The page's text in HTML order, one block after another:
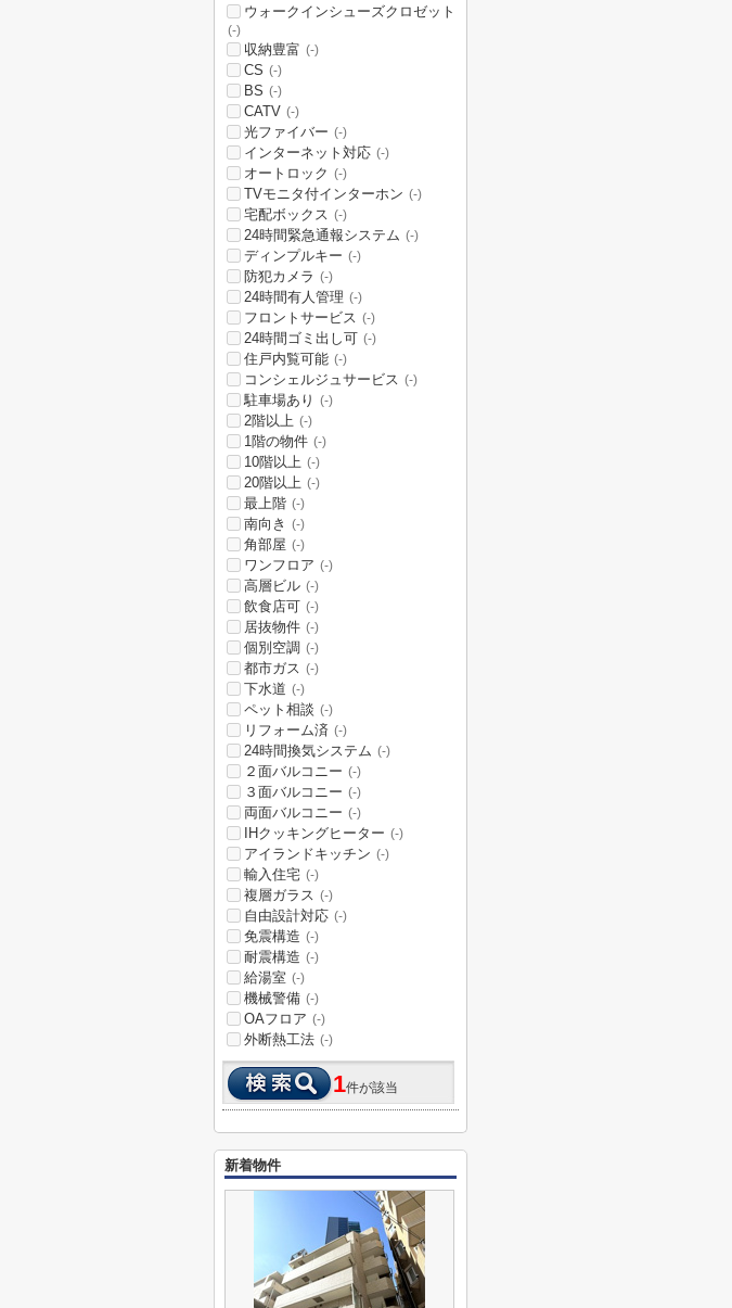
ウォークインシューズクロゼット
(-)
収納豊富 (-)
CS (-)
BS (-)
CATV (-)
光ファイバー (-)
インターネット対応 (-)
オートロック (-)
TVモニタ付インターホン (-)
宅配ボックス (-)
24時間緊急通報システム (-)
ディンプルキー (-)
防犯カメラ (-)
24時間有人管理 (-)
フロントサービス (-)
24時間ゴミ出し可 (-)
住戸内覧可能 (-)
コンシェルジュサービス (-)
駐車場あり (-)
2階以上 (-)
1階の物件 (-)
10階以上 (-)
20階以上 (-)
最上階 (-)
南向き (-)
角部屋 (-)
ワンフロア (-)
高層ビル (-)
飲食店可 (-)
居抜物件 (-)
個別空調 (-)
都市ガス (-)
下水道 (-)
ペット相談 (-)
リフォーム済 (-)
24時間換気システム (-)
２面バルコニー (-)
３面バルコニー (-)
両面バルコニー (-)
IHクッキングヒーター (-)
アイランドキッチン (-)
輸入住宅 (-)
複層ガラス (-)
自由設計対応 (-)
免震構造 (-)
耐震構造 (-)
給湯室 (-)
機械警備 (-)
OAフロア (-)
外断熱工法 (-)
1件が該当
新着物件